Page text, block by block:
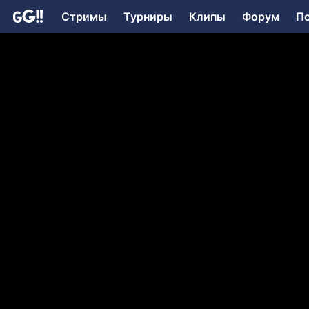
Стримы Турниры Клипы Форум